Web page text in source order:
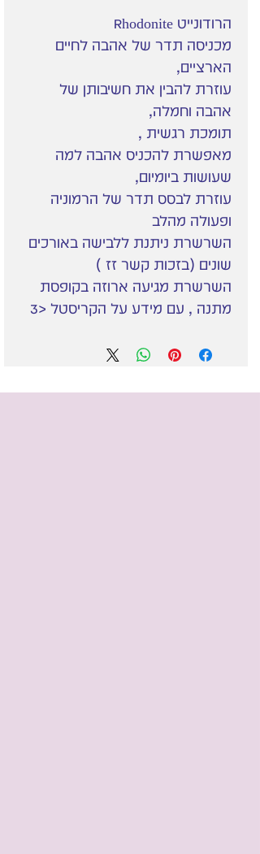
הרודונייט Rhodonite
מכניסה תדר של אהבה לחיים
הארציים,
עוזרת להבין את חשיבותן של
אהבה וחמלה,
תומכת רגשית ,
מאפשרת להכניס אהבה למה
שעושות ביומיום,
עוזרת לבסס תדר של הרמוניה
ופעולה מהלב
השרשרת ניתנת ללבישה באורכים
שונים (בזכות קשר זז )
השרשרת מגיעה ארוזה בקופסת
מתנה , עם מידע על הקריסטל <3